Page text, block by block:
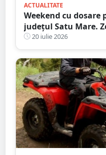
ACTUALITATE
Weekend cu dosare
județul Satu Mare.
permise
20 iulie 2026